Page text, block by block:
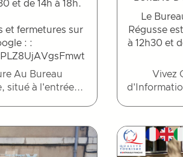
et de 14h à 18h.
et fermetures sur
: :
Au Bureau
situé à l'entrée...
Le
Régusse
à 12h30 et
Vivez